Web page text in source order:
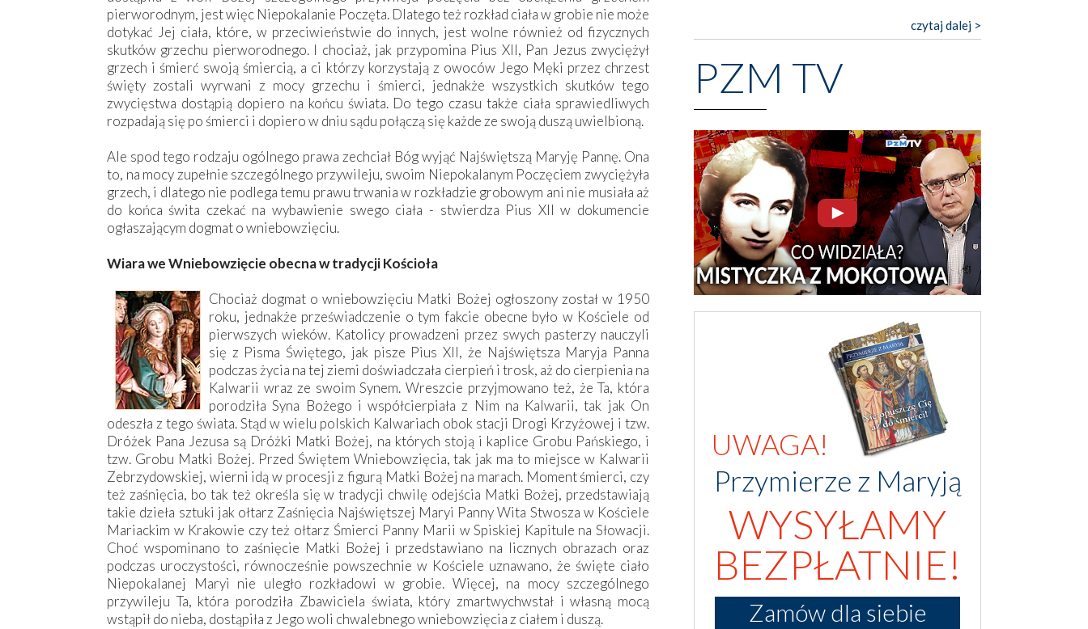
pierworodnym, jest więc Niepokalanie Poczęta. Dlatego też rozkład ciała w grobie nie może
dotykać Jej ciała, które, w przeciwieństwie do innych, jest wolne również od fizycznych
skutków grzechu pierworodnego. I chociaż, jak przypomina Pius XII, Pan Jezus zwyciężył
grzech i śmierć swoją śmiercią, a ci którzy korzystają z owoców Jego Męki przez chrzest
święty zostali wyrwani z mocy grzechu i śmierci, jednakże wszystkich skutków tego
zwycięstwa dostąpią dopiero na końcu świata. Do tego czasu także ciała sprawiedliwych
rozpadają się po śmierci i dopiero w dniu sądu połączą się każde ze swoją duszą uwielbioną.
Ale spod tego rodzaju ogólnego prawa zechciał Bóg wyjąć Najświętszą Maryję Pannę. Ona
to, na mocy zupełnie szczególnego przywileju, swoim Niepokalanym Poczęciem zwyciężyła
grzech, i dlatego nie podlega temu prawu trwania w rozkładzie grobowym ani nie musiała aż
do końca świta czekać na wybawienie swego ciała - stwierdza Pius XII w dokumencie
ogłaszającym dogmat o wniebowzięciu.
Wiara we Wniebowzięcie obecna w tradycji Kościoła
Chociaż dogmat o wniebowzięciu Matki Bożej ogłoszony został w 1950
roku, jednakże przeświadczenie o tym fakcie obecne było w Kościele od
pierwszych wieków. Katolicy prowadzeni przez swych pasterzy nauczyli
się z Pisma Świętego, jak pisze Pius XII, że Najświętsza Maryja Panna
podczas życia na tej ziemi doświadczała cierpień i trosk, aż do cierpienia na
Kalwarii wraz ze swoim Synem. Wreszcie przyjmowano też, że Ta, która
porodziła Syna Bożego i współcierpiała z Nim na Kalwarii, tak jak On
odeszła z tego świata. Stąd w wielu polskich Kalwariach obok stacji Drogi Krzyżowej i tzw.
Dróżek Pana Jezusa są Dróżki Matki Bożej, na których stoją i kaplice Grobu Pańskiego, i
tzw. Grobu Matki Bożej. Przed Świętem Wniebowzięcia, tak jak ma to miejsce w Kalwarii
Zebrzydowskiej, wierni idą w procesji z figurą Matki Bożej na marach. Moment śmierci, czy
też zaśnięcia, bo tak też określa się w tradycji chwilę odejścia Matki Bożej, przedstawiają
takie dzieła sztuki jak ołtarz Zaśnięcia Najświętszej Maryi Panny Wita Stwosza w Kościele
Mariackim w Krakowie czy też ołtarz Śmierci Panny Marii w Spiskiej Kapitule na Słowacji.
Choć wspominano to zaśnięcie Matki Bożej i przedstawiano na licznych obrazach oraz
podczas uroczystości, równocześnie powszechnie w Kościele uznawano, że święte ciało
Niepokalanej Maryi nie uległo rozkładowi w grobie. Więcej, na mocy szczególnego
przywileju Ta, która porodziła Zbawiciela świata, który zmartwychwstał i własną mocą
wstąpił do nieba, dostąpiła z Jego woli chwalebnego wniebowzięcia z ciałem i duszą.
czytaj dalej >
PZM TV
UWAGA!
Przymierze z Maryją
WYSYŁAMY
BEZPŁATNIE!
Zamów dla siebie